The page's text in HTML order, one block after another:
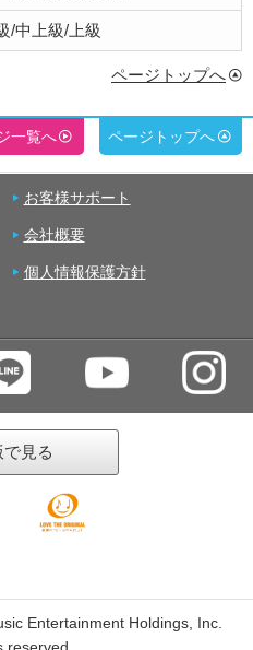
/中上級/上級
ページトップへ
一覧へ ページトップへ
お客様サポート
会社概要
個人情報保護方針
で見る
Entertainment Holdings, Inc.